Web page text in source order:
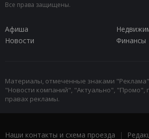
Все права защищены.
Афиша
Новости
Финансы
Материалы, отмеченные знаками
"Новости компаний", "Актуально", "Промо",
правах рекламы.
Наши контакты и схема проезда |